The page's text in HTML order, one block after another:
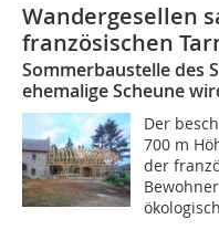
Wandergesellen
französischen
Sommerbaustelle des
ehemalige Scheune
Der
700 m
der